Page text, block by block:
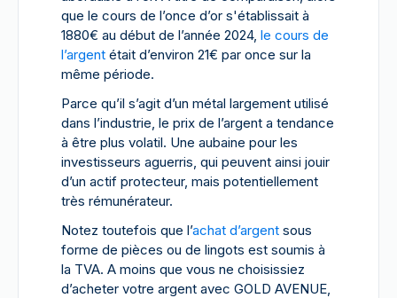
que le cours de l’once d’or s'établissait à
1880€ au début de l’année 2024, le cours de
l’argent était d’environ 21€ par once sur la
même période.
Parce qu’il s’agit d’un métal largement utilisé
dans l’industrie, le prix de l’argent a tendance
à être plus volatil. Une aubaine pour les
investisseurs aguerris, qui peuvent ainsi jouir
d’un actif protecteur, mais potentiellement
très rémunérateur.
Notez toutefois que l’achat d’argent sous
forme de pièces ou de lingots est soumis à
la TVA. A moins que vous ne choisissiez
d’acheter votre argent avec GOLD AVENUE,